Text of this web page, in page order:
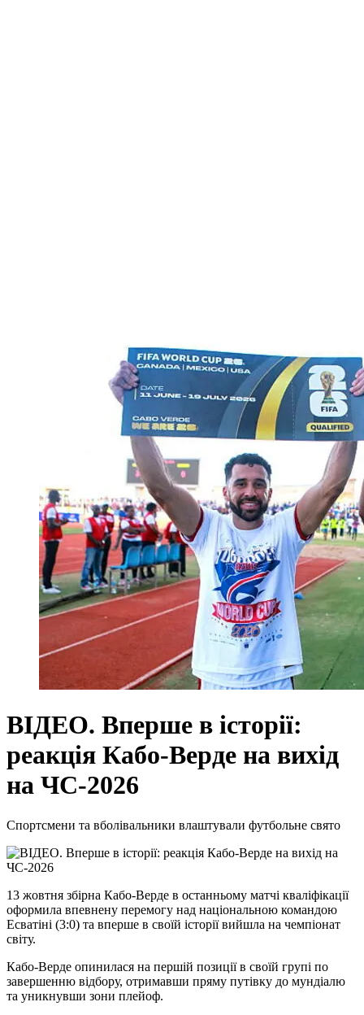
ВІДЕО. Вперше в історії:
реакція Кабо-Верде на вихід
на ЧС-2026
Спортсмени та вболівальники влаштували футбольне свято
13 жовтня збірна Кабо-Верде в останньому матчі кваліфікації
оформила впевнену перемогу над національною командою
Есватіні (3:0) та вперше в своїй історії вийшла на чемпіонат
світу.
Кабо-Верде опинилася на першій позиції в своїй групі по
завершенню відбору, отримавши пряму путівку до мундіалю
та уникнувши зони плейоф.